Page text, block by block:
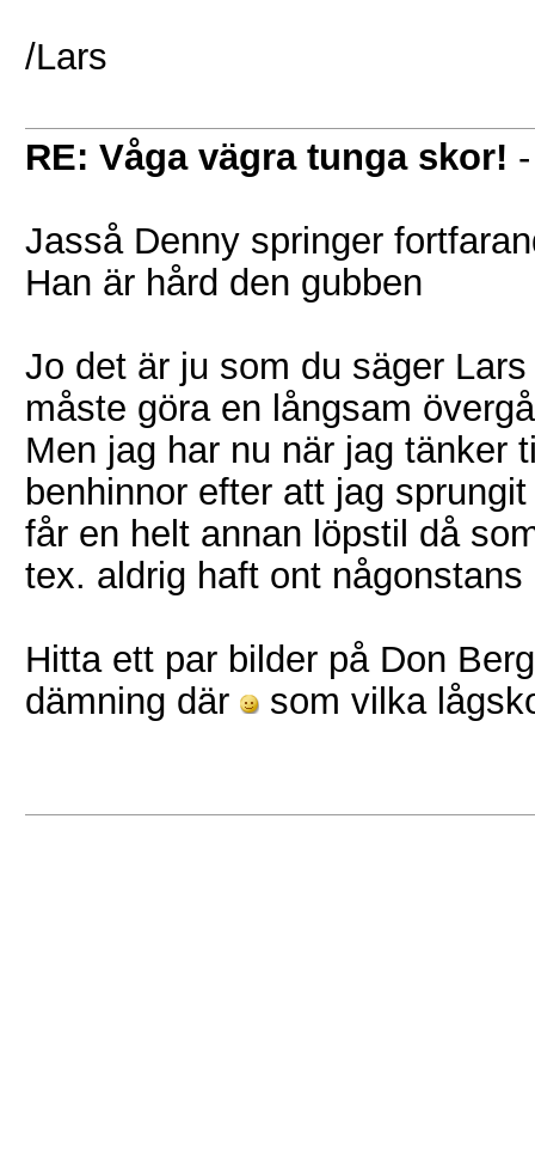
/Lars
RE: Våga vägra tunga skor!
Jasså Denny springer
Han är hård den gubben
Jo det är ju som du säger
måste göra en långsam
Men jag har nu när jag tänker
benhinnor efter att jag
får en helt annan löpstil då
tex. aldrig haft ont
Hitta ett par bilder på Don
dämning där
som vilka